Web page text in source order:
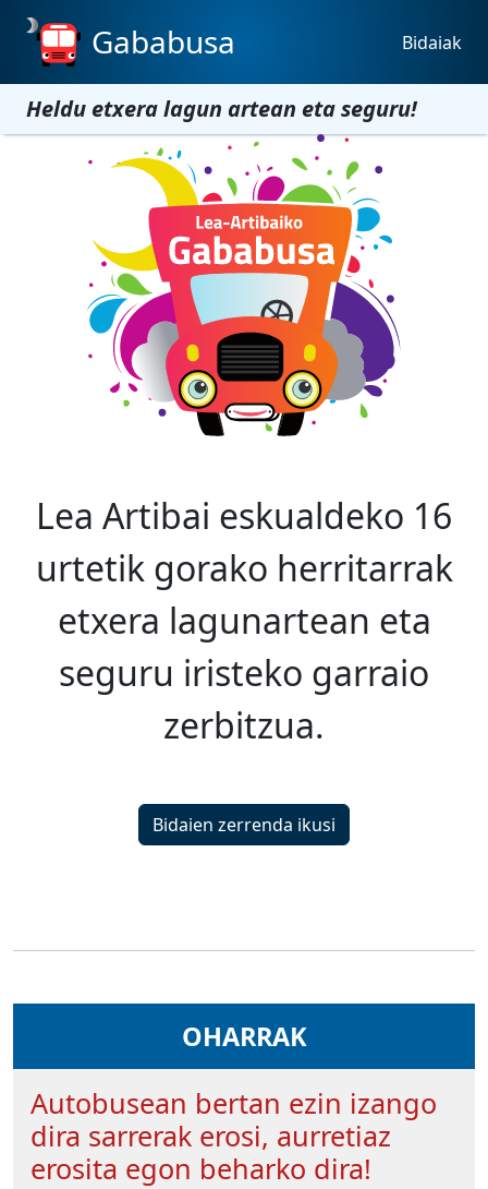
Gababusa Bidaiak
Heldu etxera lagun artean eta seguru!
Lea Artibai eskualdeko 16
urtetik gorako herritarrak
etxera lagunartean eta
seguru iristeko garraio
zerbitzua.
Bidaien zerrenda ikusi
OHARRAK
Autobusean bertan ezin izango
dira sarrerak erosi, aurretiaz
erosita egon beharko dira!